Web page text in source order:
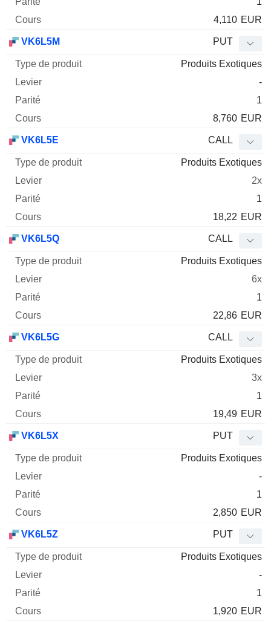
4,110 EUR
VK6L5M PUT
Produits Exotiques
-
1
8,760 EUR
VK6L5E CALL
Produits Exotiques
2x
1
18,22 EUR
VK6L5Q CALL
Produits Exotiques
6x
1
22,86 EUR
VK6L5G CALL
Produits Exotiques
3x
1
19,49 EUR
VK6L5X PUT
Produits Exotiques
-
1
2,850 EUR
VK6L5Z PUT
Produits Exotiques
-
1
1,920 EUR